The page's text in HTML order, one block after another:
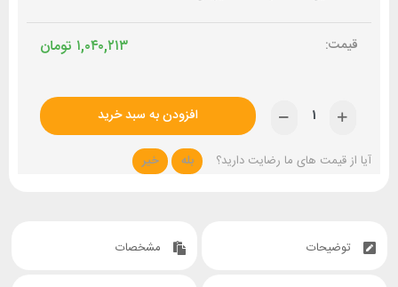
تومان ۱,۰۴۰,۲۱۳
افزودن به سبد خرید
آیا از قیمت های ما رضایت دارید؟ بله خیر
توضیحات مشخصات